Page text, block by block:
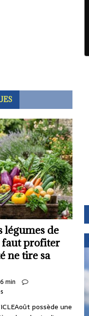
légumes de
faut profiter
ne tire sa
min
possède une